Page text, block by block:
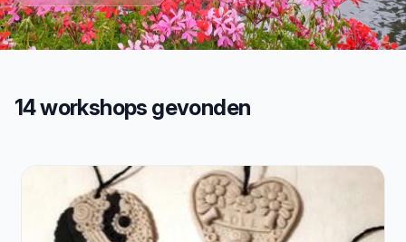
14 workshops gevonden